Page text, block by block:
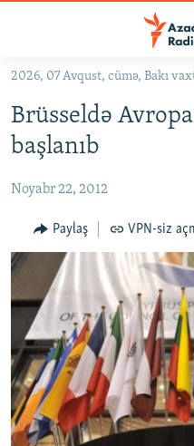
Əsas
qayıt
Əsas
naviqasiyaya
qayıt
KORRUPSIOMETR
#ƏSLINDƏ
FƏRQƏ BAX
QANUNI DOĞRU
ARAŞDIRMA
MULTIMEDIA
VIDEO
FOTOQALEREYA
İNFOQRAFIKA
RADIO ARXIV
OXU ZALI
AZƏRBAYCAN ƏDƏBIYYATI
HAQQIMIZDA
MISSIYAMIZ
BIZI IZLƏ
2026, 07 Avqust, cümə, Bakı
Brüsseldə
başlanıb
Noyabr 22, 2012
Paylaş VPN-siz